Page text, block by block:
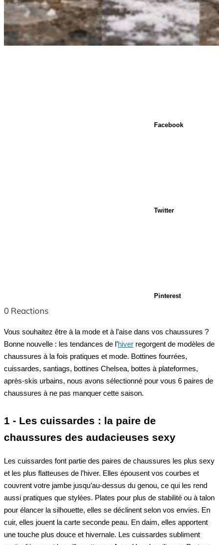
Facebook
Twitter
Pinterest
0 Reactions
Vous souhaitez être à la mode et à l’aise dans vos chaussures ?
Bonne nouvelle : les tendances de l’hiver regorgent de modèles de
chaussures à la fois pratiques et mode. Bottines fourrées,
cuissardes, santiags, bottines Chelsea, bottes à plateformes,
après-skis urbains, nous avons sélectionné pour vous 6 paires de
chaussures à ne pas manquer cette saison.
1 - Les cuissardes : la paire de
chaussures des audacieuses sexy
Les cuissardes font partie des paires de chaussures les plus sexy
et les plus flatteuses de l’hiver. Elles épousent vos courbes et
couvrent votre jambe jusqu’au-dessus du genou, ce qui les rend
aussi pratiques que stylées. Plates pour plus de stabilité ou à talon
pour élancer la silhouette, elles se déclinent selon vos envies. En
cuir, elles jouent la carte seconde peau. En daim, elles apportent
une touche plus douce et hivernale. Les cuissardes subliment